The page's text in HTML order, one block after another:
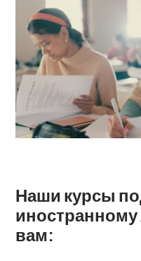
Наши курсы
иностранному
вам: